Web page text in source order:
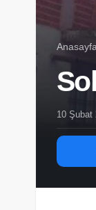
10 Şubat